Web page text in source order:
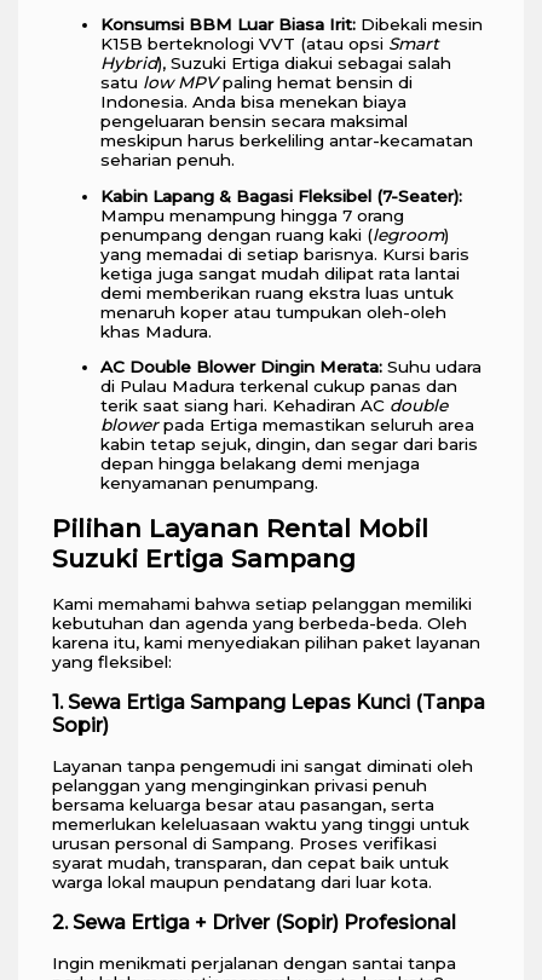
Konsumsi BBM Luar Biasa Irit:Dibekali mesin
K15B berteknologi VVT (atau opsi Smart
Hybrid), Suzuki Ertiga diakui sebagai salah
satu low MPVpaling hemat bensin di
Indonesia. Anda bisa menekan biaya
pengeluaran bensin secara maksimal
meskipun harus berkeliling antar-kecamatan
seharian penuh.
Kabin Lapang & Bagasi Fleksibel (7-Seater):
Mampu menampung hingga 7 orang
penumpang dengan ruang kaki (legroom)
yang memadai di setiap barisnya. Kursi baris
ketiga juga sangat mudah dilipat rata lantai
demi memberikan ruang ekstra luas untuk
menaruh koper atau tumpukan oleh-oleh
khas Madura.
AC Double Blower Dingin Merata:Suhu udara
di Pulau Madura terkenal cukup panas dan
terik saat siang hari. Kehadiran AC double
blowerpada Ertiga memastikan seluruh area
kabin tetap sejuk, dingin, dan segar dari baris
depan hingga belakang demi menjaga
kenyamanan penumpang.
Pilihan Layanan Rental Mobil
Suzuki Ertiga Sampang
Kami memahami bahwa setiap pelanggan memiliki
kebutuhan dan agenda yang berbeda-beda. Oleh
karena itu, kami menyediakan pilihan paket layanan
yang fleksibel:
1. Sewa Ertiga Sampang Lepas Kunci (Tanpa
Sopir)
Layanan tanpa pengemudi ini sangat diminati oleh
pelanggan yang menginginkan privasi penuh
bersama keluarga besar atau pasangan, serta
memerlukan keleluasaan waktu yang tinggi untuk
urusan personal di Sampang. Proses verifikasi
syarat mudah, transparan, dan cepat baik untuk
warga lokal maupun pendatang dari luar kota.
2. Sewa Ertiga + Driver (Sopir) Profesional
Ingin menikmati perjalanan dengan santai tanpa